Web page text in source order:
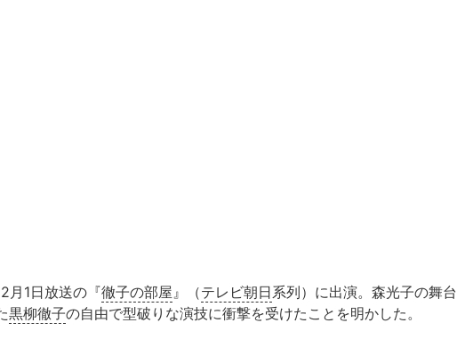
月1日放送の『徹子の部屋』（テレビ朝日系列）に出演。森光子の舞台
黒柳徹子の自由で型破りな演技に衝撃を受けたことを明かした。